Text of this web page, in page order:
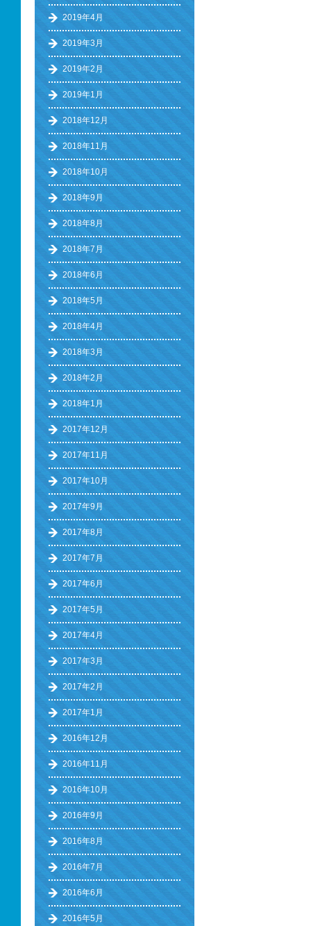
2019年4月
2019年3月
2019年2月
2019年1月
2018年12月
2018年11月
2018年10月
2018年9月
2018年8月
2018年7月
2018年6月
2018年5月
2018年4月
2018年3月
2018年2月
2018年1月
2017年12月
2017年11月
2017年10月
2017年9月
2017年8月
2017年7月
2017年6月
2017年5月
2017年4月
2017年3月
2017年2月
2017年1月
2016年12月
2016年11月
2016年10月
2016年9月
2016年8月
2016年7月
2016年6月
2016年5月